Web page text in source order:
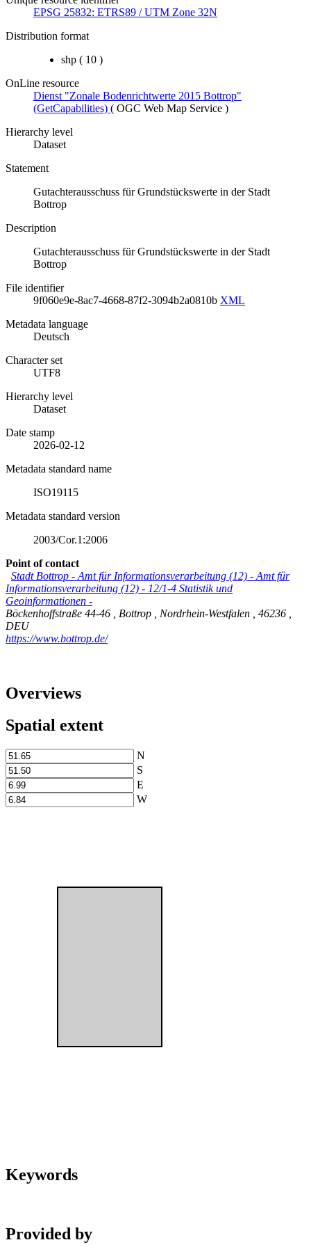
EPSG 25832: ETRS89 / UTM Zone 32N
Distribution format
shp ( 10 )
OnLine resource
Dienst "Zonale Bodenrichtwerte 2015 Bottrop"
(GetCapabilities) ( OGC Web Map Service )
Hierarchy level
Dataset
Statement
Gutachterausschuss für Grundstückswerte in der Stadt
Bottrop
Description
Gutachterausschuss für Grundstückswerte in der Stadt
Bottrop
File identifier
9f060e9e-8ac7-4668-87f2-3094b2a0810b XML
Metadata language
Deutsch
Character set
UTF8
Hierarchy level
Dataset
Date stamp
2026-02-12
Metadata standard name
ISO19115
Metadata standard version
2003/Cor.1:2006
Point of contact
Stadt Bottrop - Amt für Informationsverarbeitung (12) - Amt für
Informationsverarbeitung (12) - 12/1-4 Statistik und
Geoinformationen -
Böckenhoffstraße 44-46
Bottrop Nordrhein-Westfalen 46236
DEU
https://www.bottrop.de/
Overviews
Spatial extent
N
S
E
W
Keywords
Provided by